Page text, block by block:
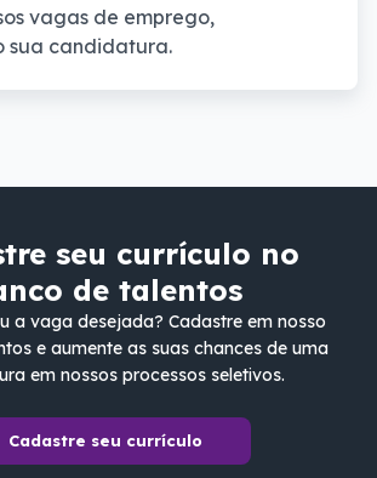
vagas de emprego,
sua candidatura.
seu currículo no
de talentos
a vaga desejada? Cadastre em nosso
e aumente as suas chances de uma
em nossos processos seletivos.
Cadastre seu currículo